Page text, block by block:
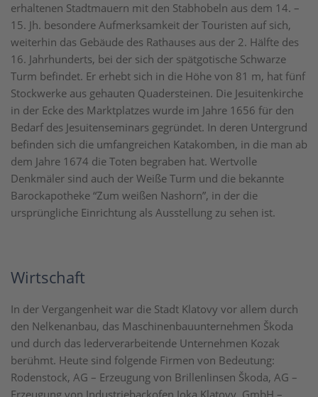
erhaltenen Stadtmauern mit den Stabhobeln aus dem 14. –
15. Jh. besondere Aufmerksamkeit der Touristen auf sich,
weiterhin das Gebäude des Rathauses aus der 2. Hälfte des
16. Jahrhunderts, bei der sich der spätgotische Schwarze
Turm befindet. Er erhebt sich in die Höhe von 81 m, hat fünf
Stockwerke aus gehauten Quadersteinen. Die Jesuitenkirche
in der Ecke des Marktplatzes wurde im Jahre 1656 für den
Bedarf des Jesuitenseminars gegründet. In deren Untergrund
befinden sich die umfangreichen Katakomben, in die man ab
dem Jahre 1674 die Toten begraben hat. Wertvolle
Denkmäler sind auch der Weiße Turm und die bekannte
Barockapotheke “Zum weißen Nashorn”, in der die
ursprüngliche Einrichtung als Ausstellung zu sehen ist.
Wirtschaft
In der Vergangenheit war die Stadt Klatovy vor allem durch
den Nelkenanbau, das Maschinenbauunternehmen Škoda
und durch das lederverarbeitende Unternehmen Kozak
berühmt. Heute sind folgende Firmen von Bedeutung:
Rodenstock, AG – Erzeugung von Brillenlinsen Škoda, AG –
Erzeugung von Industriebackofen Joka Klatovy, GmbH –